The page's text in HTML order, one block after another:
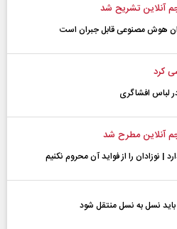
آنلاین تشریح شد
هوش مصنوعی قابل جبران است
کرد
لباس افشاگری
آنلاین مطرح شد
| نوزادان را از فواید آن محروم نکنیم
نسل به نسل منتقل شود